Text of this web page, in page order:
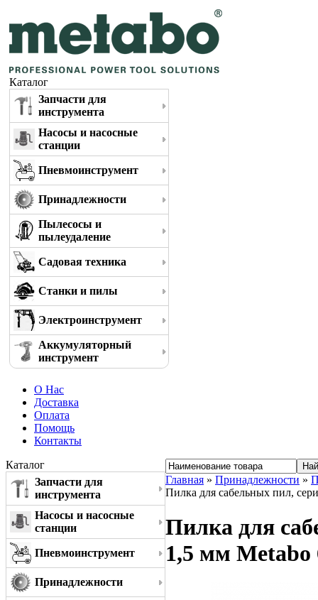
Каталог
Запчасти для
инструмента
Насосы и насосные
станции
Пневмоинструмент
Принадлежности
Пылесосы и
пылеудаление
Садовая техника
Станки и пилы
Электроинструмент
Аккумуляторный
инструмент
О Нас
Доставка
Оплата
Помощь
Контакты
Каталог
Запчасти для
инструмента
Насосы и насосные
станции
Пневмоинструмент
Принадлежности
Главная » Принадлежности »
Пилка для сабельных пил,
Пилка для
1,5 мм Metabo